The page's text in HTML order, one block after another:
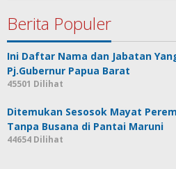
Berita Populer
Ini Daftar Nama dan Jabatan
Pj.Gubernur Papua Barat
45501 Dilihat
Ditemukan Sesosok Mayat
Tanpa Busana di Pantai Maruni
44654 Dilihat